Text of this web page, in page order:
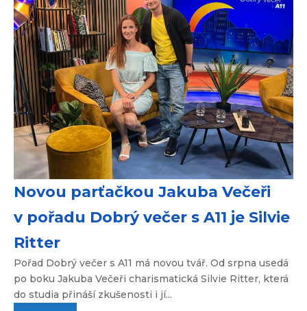
Novou parťačkou Jakuba Večeři
v pořadu Dobrý večer s A11 je Silvie
Ritter
Pořad Dobrý večer s A11 má novou tvář. Od srpna usedá
po boku Jakuba Večeři charismatická Silvie Ritter, která
do studia přináší zkušenosti i jí...